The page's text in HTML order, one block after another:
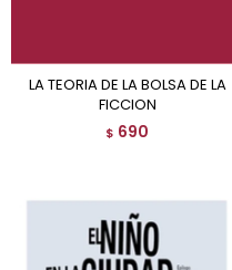
LA TEORIA DE LA BOLSA DE LA
FICCION
$ 690